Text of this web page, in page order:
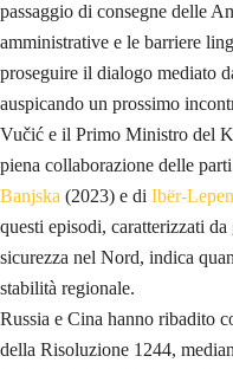
passaggio di consegne delle
amministrative e le barriere
proseguire il dialogo mediato
auspicando un prossimo
Vučić e il Primo Ministro del
piena collaborazione delle
Banjska (2023) e di Ibër-
questi episodi, caratterizzati
sicurezza nel Nord, indica
stabilità regionale.
Russia e Cina hanno ribadito
della Risoluzione 1244,